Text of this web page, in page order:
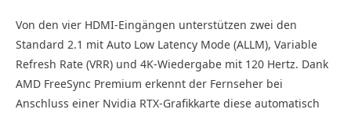
Von den vier HDMI-Eingängen unterstützen zwei den
Standard 2.1 mit Auto Low Latency Mode (ALLM), Variable
Refresh Rate (VRR) und 4K-Wiedergabe mit 120 Hertz. Dank
AMD FreeSync Premium erkennt der Fernseher bei
Anschluss einer Nvidia RTX-Grafikkarte diese automatisch